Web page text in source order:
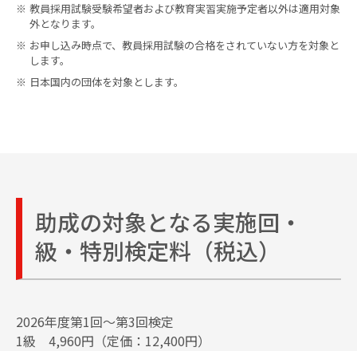
受験者マイページ
よくあるご質問・
教員採用試験受験希望者および教育実習実施予定者以外は適用対象
外となります。
お申し込み時点で、教員採用試験の合格をされていない方を対象と
します。
日本国内の団体を対象とします。
助成の対象となる実施回・
級・特別検定料（税込）
2026年度第1回～第3回検定
1級 4,960円（定価：12,400円）